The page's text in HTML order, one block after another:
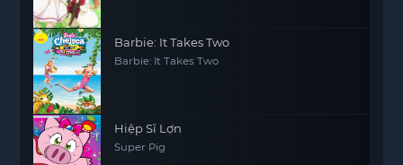
Barbie: It Takes Two
Barbie: It Takes Two
Hiệp Sĩ Lợn
Super Pig